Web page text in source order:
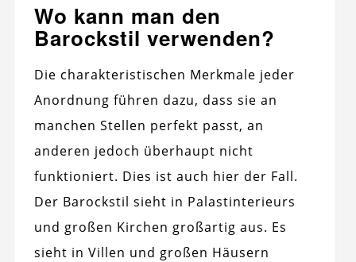
Wo kann man den
Barockstil verwenden?
Die charakteristischen Merkmale jeder
Anordnung führen dazu, dass sie an
manchen Stellen perfekt passt, an
anderen jedoch überhaupt nicht
funktioniert. Dies ist auch hier der Fall.
Der Barockstil sieht in Palastinterieurs
und großen Kirchen großartig aus. Es
sieht in Villen und großen Häusern